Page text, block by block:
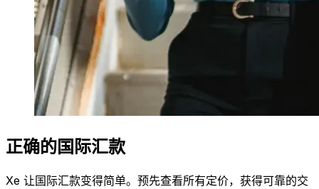
正确的国际汇款
Xe 让国际汇款变得简单。预先查看所有定价，获得可靠的交